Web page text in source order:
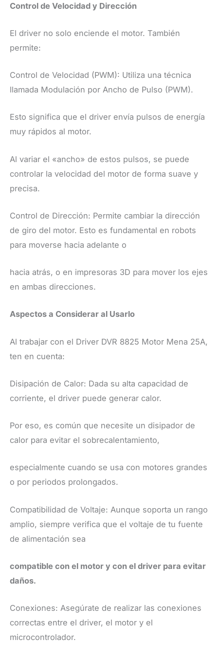
Control de Velocidad y Dirección
El driver no solo enciende el motor. También
permite:
Control de Velocidad (PWM): Utiliza una técnica
llamada Modulación por Ancho de Pulso (PWM).
Esto significa que el driver envía pulsos de energía
muy rápidos al motor.
Al variar el «ancho» de estos pulsos, se puede
controlar la velocidad del motor de forma suave y
precisa.
Control de Dirección: Permite cambiar la dirección
de giro del motor. Esto es fundamental en robots
para moverse hacia adelante o
hacia atrás, o en impresoras 3D para mover los ejes
en ambas direcciones.
Aspectos a Considerar al Usarlo
Al trabajar con el Driver DVR 8825 Motor Mena 25A,
ten en cuenta:
Disipación de Calor: Dada su alta capacidad de
corriente, el driver puede generar calor.
Por eso, es común que necesite un disipador de
calor para evitar el sobrecalentamiento,
especialmente cuando se usa con motores grandes
o por periodos prolongados.
Compatibilidad de Voltaje: Aunque soporta un rango
amplio, siempre verifica que el voltaje de tu fuente
de alimentación sea
compatible con el motor y con el driver para evitar
daños.
Conexiones: Asegúrate de realizar las conexiones
correctas entre el driver, el motor y el
microcontrolador.